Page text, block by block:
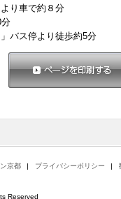
り車で約８分
バス停より徒歩約5分
京都 プライバシーポリシー
Reserved